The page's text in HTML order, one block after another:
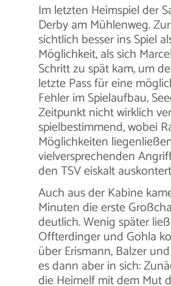
Im letzten Heimspiel der
Derby am Mühlenweg.
sichtlich besser ins Spiel
Möglichkeit, als sich
Schritt zu spät kam, um
letzte Pass für eine
Fehler im Spielaufbau,
Zeitpunkt nicht wirklich
spielbestimmend, wobei
Möglichkeiten
vielversprechenden
den TSV eiskalt
Auch aus der Kabine
Minuten die erste
deutlich. Wenig später
Offterdinger und Gohla
über Erismann, Balzer
es dann aber in sich:
die Heimelf mit dem Mut